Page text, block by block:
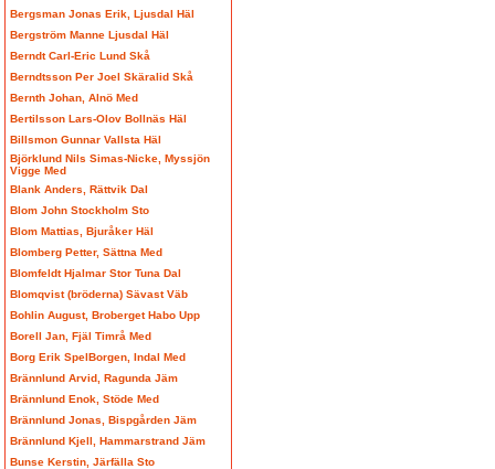
Bergsman Jonas Erik, Ljusdal Häl
Bergström Manne Ljusdal Häl
Berndt Carl-Eric Lund Skå
Berndtsson Per Joel Skäralid Skå
Bernth Johan, Alnö Med
Bertilsson Lars-Olov Bollnäs Häl
Billsmon Gunnar Vallsta Häl
Björklund Nils Simas-Nicke, Myssjön
Vigge Med
Blank Anders, Rättvik Dal
Blom John Stockholm Sto
Blom Mattias, Bjuråker Häl
Blomberg Petter, Sättna Med
Blomfeldt Hjalmar Stor Tuna Dal
Blomqvist (bröderna) Sävast Väb
Bohlin August, Broberget Habo Upp
Borell Jan, Fjäl Timrå Med
Borg Erik SpelBorgen, Indal Med
Brännlund Arvid, Ragunda Jäm
Brännlund Enok, Stöde Med
Brännlund Jonas, Bispgården Jäm
Brännlund Kjell, Hammarstrand Jäm
Bunse Kerstin, Järfälla Sto